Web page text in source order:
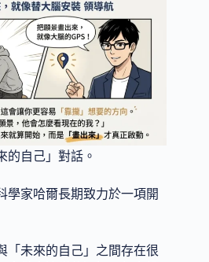
的自己」對話。
學家哈爾長期致力於一項開
「未來的自己」之間存在很